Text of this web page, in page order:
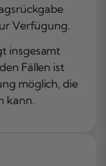
Verfügung.
insgesamt
Fällen ist
möglich, die
kann.